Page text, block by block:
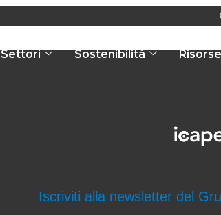
Settori Sostenibilità Risorse